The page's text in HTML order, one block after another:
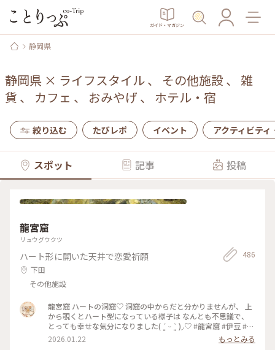
ガイド・マガジン
静岡県
静岡県 × ライフスタイル、 その他施設、 雑
貨 、 カフェ 、 おみやげ 、 ホテル・宿
絞り込む たびレポ イベント アクティビティ
スポット 記事 投稿
龍宮窟
リュウグウクツ
ハート形に開いた天井で恋愛祈願
下田
その他施設
486
龍宮窟 ハートの洞窟♡ 洞窟の中からだと分かりませんが、 上
から覗くとハート型になっている様子は なんとも不思議で、
とっても幸せな気分になりました( ´͈ ᵕ `͈ )◞♡ #龍宮窟 #伊豆 #ハ
ートの洞窟 #開運旅
2026.01.22
もっとみる